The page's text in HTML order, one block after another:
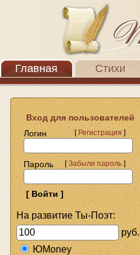
Главная Стихи
Вход для пользователей
Логин
[Регистрация]
Пароль [Забыли пароль]
На развитие Ты-Поэт:
руб.
ЮMoney